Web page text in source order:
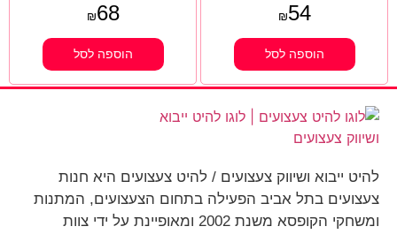
₪54
הוספה לסל
₪68
הוספה לסל
להיט ייבוא ושיווק צעצועים / להיט צעצועים היא חנות
צעצועים בתל אביב הפעילה בתחום הצעצועים, המתנות
ומשחקי הקופסא משנת 2002 ומאופיינת על ידי צוות